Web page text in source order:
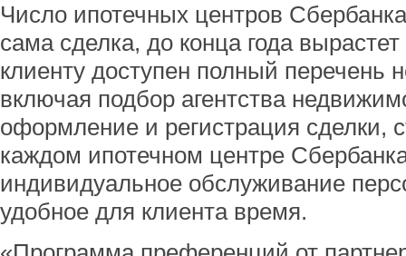
Число ипотечных центров
сама сделка, до конца года
клиенту доступен полный перечень
включая подбор агентства
оформление и регистрация сделки,
каждом ипотечном центре
индивидуальное обслуживание
удобное для клиента время.